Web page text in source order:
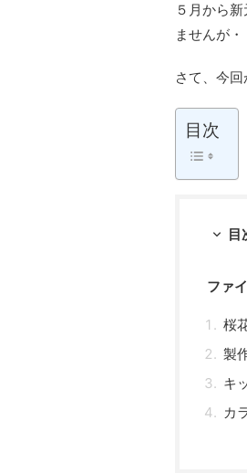
５月から
ませんが・
さて、今
目次
目
ファ
桜
製
キ
カ